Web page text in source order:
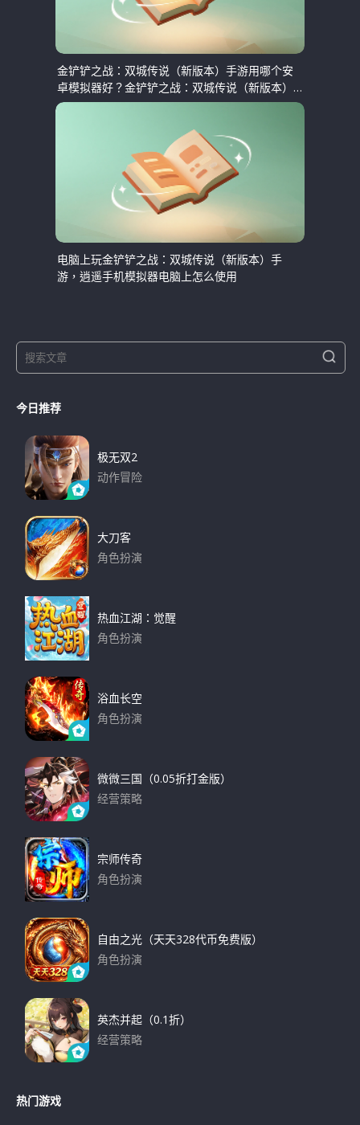
金铲铲之战：双城传说（新版本）手游用哪个安
卓模拟器好？金铲铲之战：双城传说（新版本）
电脑版模拟器推荐
电脑上玩金铲铲之战：双城传说（新版本）手
游，逍遥手机模拟器电脑上怎么使用
e
r
S
e
今日推荐
极无双2
动作冒险
大刀客
角色扮演
热血江湖：觉醒
角色扮演
浴血长空
角色扮演
微微三国（0.05折打金版）
经营策略
宗师传奇
角色扮演
自由之光（天天328代币免费版）
角色扮演
英杰并起（0.1折）
经营策略
热门游戏